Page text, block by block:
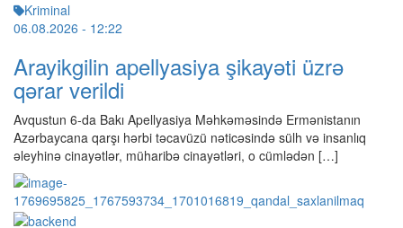
Kriminal
06.08.2026 - 12:22
Arayikgilin apellyasiya şikayəti üzrə
qərar verildi
Avqustun 6-da Bakı Apellyasiya Məhkəməsində Ermənistanın
Azərbaycana qarşı hərbi təcavüzü nəticəsində sülh və insanlıq
əleyhinə cinayətlər, müharibə cinayətləri, o cümlədən […]